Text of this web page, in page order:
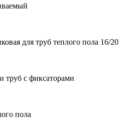
для труб теплого пола 16/20
труб с фиксаторами
пола